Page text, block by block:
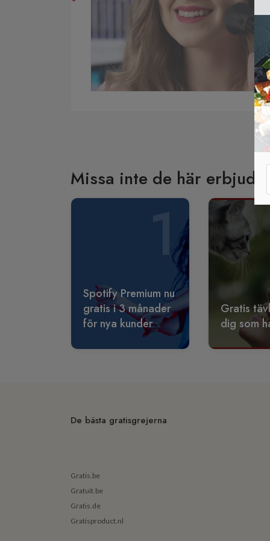
Missa inte de här
1
Spotify Premium nu
gratis i 3 månader
för nya kunder
Gratis
dig som
De bästa gratisgrejerna
Gratis.be
Gratuit.be
Gratis.de
Gratisproduct.nl